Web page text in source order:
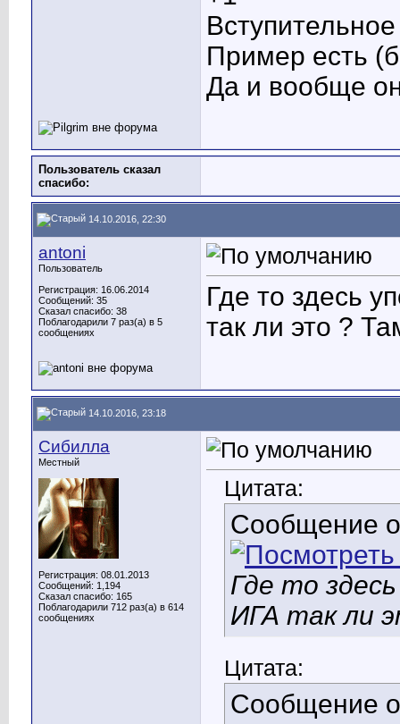
Пример есть
Да и вообще
Пользователь сказал
cпасибо:
14.10.2016, 22:30
antoni
Пользователь
Регистрация: 16.06.2014
Сообщений: 35
Сказал спасибо: 38
Поблагодарили 7 раз(а) в 5
сообщениях
Где то здесь
так ли это ?
14.10.2016, 23:18
Сибилла
Местный
Регистрация: 08.01.2013
Сообщений: 1,194
Сказал спасибо: 165
Поблагодарили 712 раз(а) в 614
сообщениях
Цитата:
Сообщение
Где то
ИГА так ли
Цитата:
Сообщение